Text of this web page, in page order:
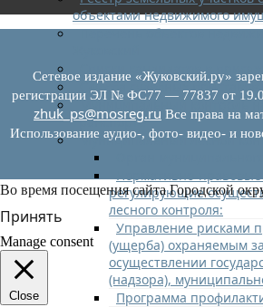
объектами недвижимого
Перечень объектов
Списки кандидатов в
Служба судебных приставов
Муниципальный контроль
транспорте
Муниципальный лесной
регулирующие
лесного контроля:
Управление рисками
(ущерба) охраняемым
осуществлении
(надзора),
Программа
Сетевое издание «Жуковский.ру»
регистрации ЭЛ № ФС77 — 77837 от
zhuk_ps@mosreg.ru Все права на
Использование аудио-, фото- видео- и
Во время посещения сайта Городской
Принять
Manage consent
Close